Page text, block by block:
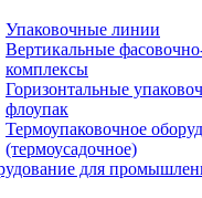
Упаковочные линии
Вертикальные
комплексы
Горизонтальные
флоупак
Термоупаковочное
(термоусадочное)
для